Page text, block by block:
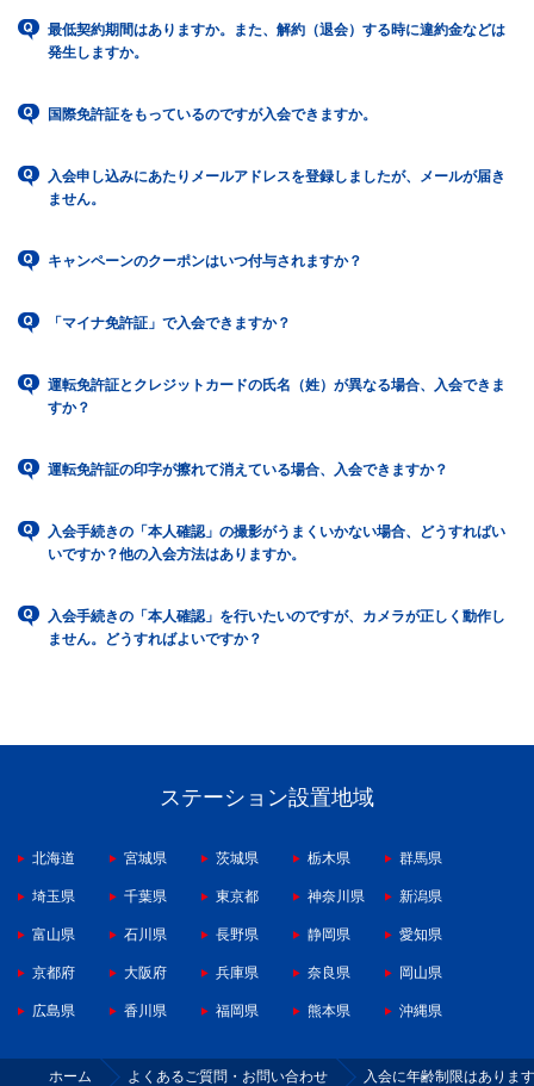
最低契約期間はありますか。また、解約（退会）する時に違約金などは
発生しますか。
国際免許証をもっているのですが入会できますか。
入会申し込みにあたりメールアドレスを登録しましたが、メールが届き
ません。
キャンペーンのクーポンはいつ付与されますか？
「マイナ免許証」で入会できますか？
運転免許証とクレジットカードの氏名（姓）が異なる場合、入会できま
すか？
運転免許証の印字が擦れて消えている場合、入会できますか？
入会手続きの「本人確認」の撮影がうまくいかない場合、どうすればい
いですか？他の入会方法はありますか。
入会手続きの「本人確認」を行いたいのですが、カメラが正しく動作し
ません。どうすればよいですか？
ステーション設置地域
北海道 宮城県 茨城県 栃木県 群馬県
埼玉県 千葉県 東京都 神奈川県 新潟県
富山県 石川県 長野県 静岡県 愛知県
京都府 大阪府 兵庫県 奈良県 岡山県
広島県 香川県 福岡県 熊本県 沖縄県
ホーム よくあるご質問・お問い合わせ 入会に年齢制限はありま